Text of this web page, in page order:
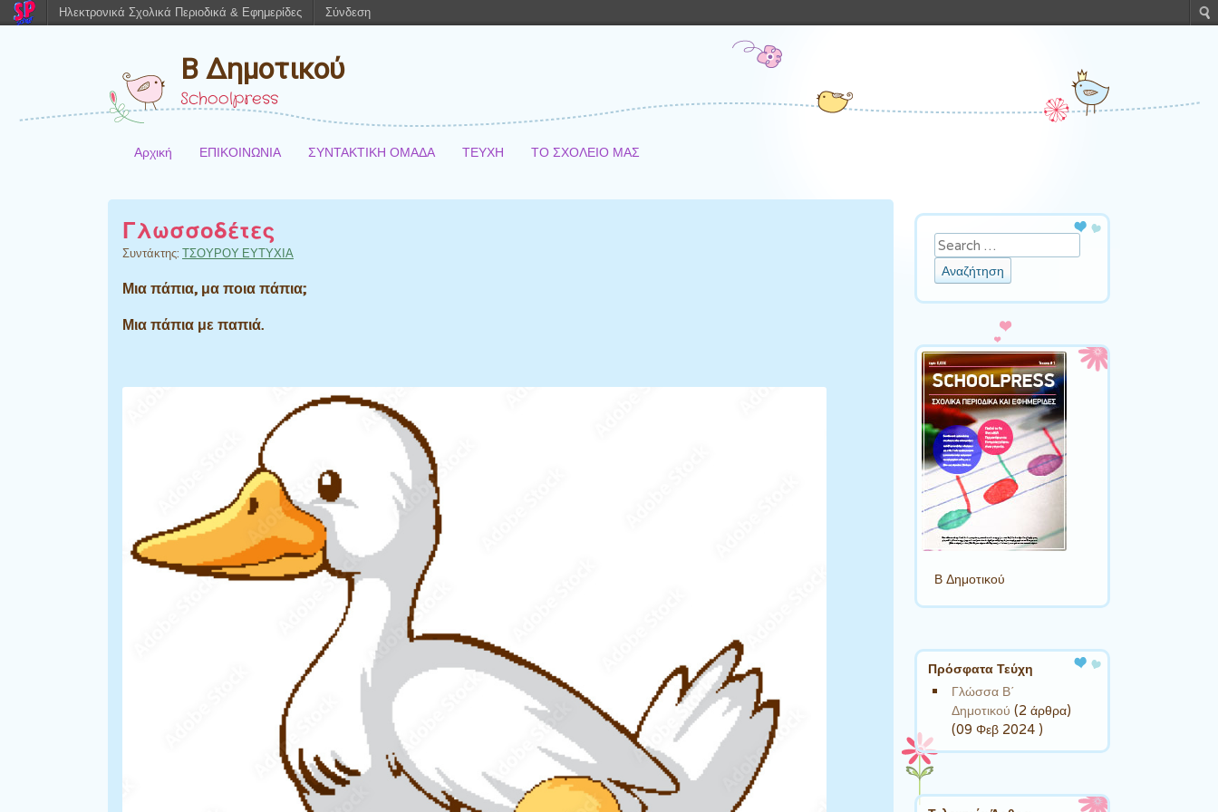
Β Δημοτικού
Schoolpress
Αρχική ΕΠΙΚΟΙΝΩΝΙΑ ΣΥΝΤΑΚΤΙΚΗ ΟΜΑΔΑ ΤΕΥΧΗ ΤΟ ΣΧΟΛΕΙΟ ΜΑΣ
Γλωσσοδέτες
Συντάκτης: ΤΣΟΥΡΟΥ ΕΥΤΥΧΙΑ
Μια πάπια, μα ποια πάπια;
Μια πάπια με παπιά.
Αναζήτηση
Β Δημοτικού
Πρόσφατα Τεύχη
Γλώσσα Β΄
Δημοτικού (2 άρθρα)
(09 Φεβ 2024 )
Ηλεκτρονικά Σχολικά Περιοδικά & Εφημερίδες Σύνδεση